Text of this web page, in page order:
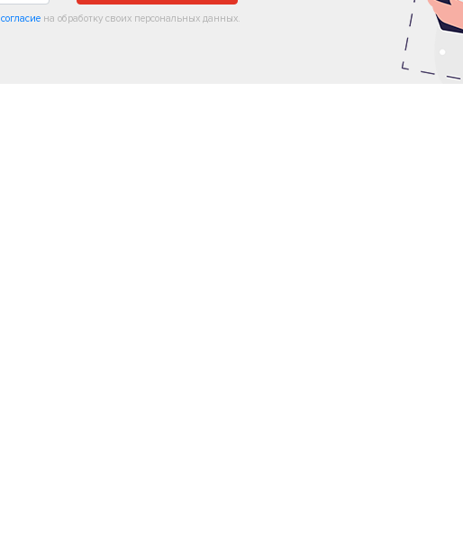
согласиена обработку своих персональных данных.